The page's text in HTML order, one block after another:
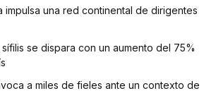
impulsa una red continental de dirigentes
sífilis se dispara con un aumento del 75%
a miles de fieles ante un contexto de